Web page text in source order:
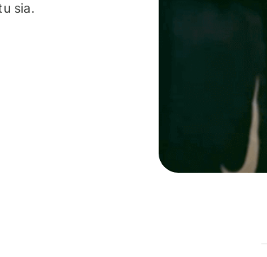
sia.